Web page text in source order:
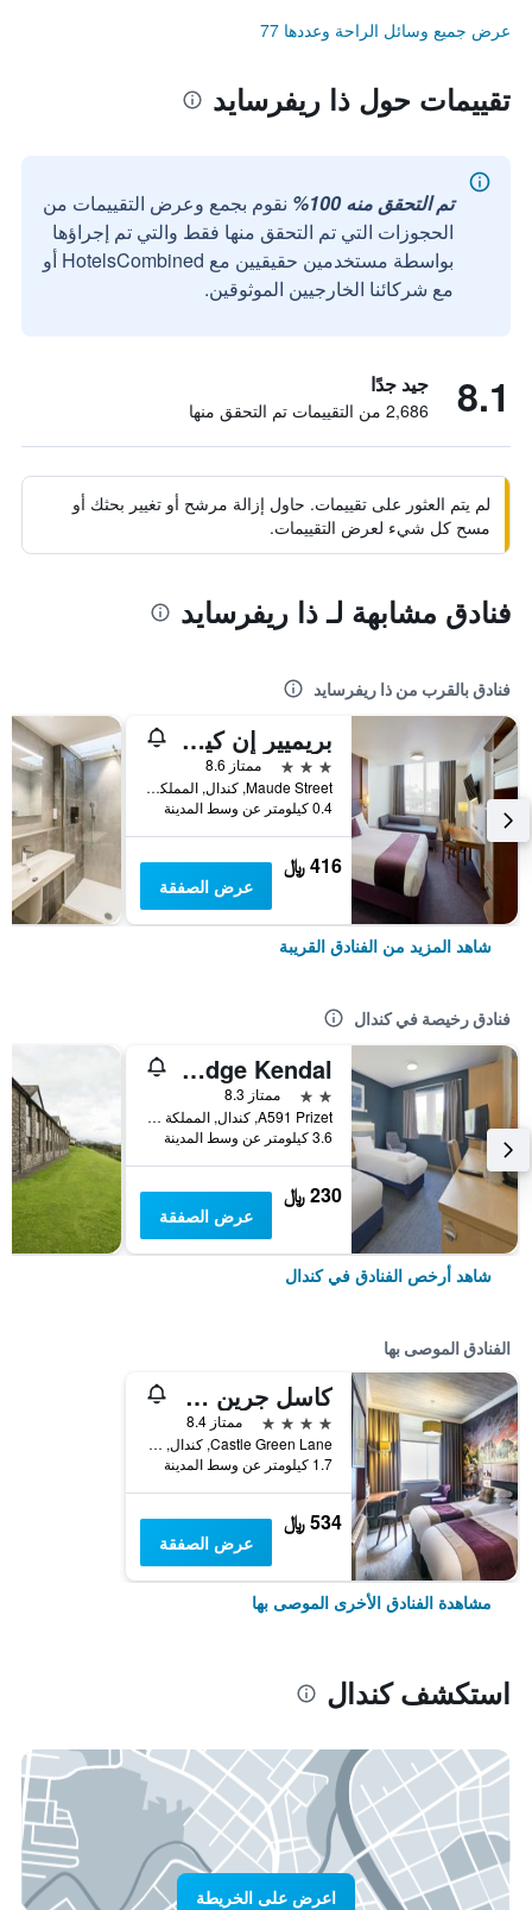
عرض جميع وسائل الراحة وعددها 77
تقييمات حول ذا ريفرسايد
تم التحقق منه 100%
نقوم بجمع وعرض التقييمات من
الحجوزات التي تم التحقق منها فقط والتي تم إجراؤها
بواسطة مستخدمين حقيقيين مع HotelsCombined أو
مع شركائنا الخارجيين الموثوقين.
8.1 جيد جدًا
2,686 من التقييمات تم التحقق منها
لم يتم العثور على تقييمات. حاول إزالة مرشح أو تغيير بحثك أو
مسح كل شيء لعرض التقييمات.
فنادق مشابهة لـ ذا ريفرسايد
فنادق بالقرب من ذا ريفرسايد
بريميير إن كيندال س جٓنتاراتل
3 نجوم
ممتاز 8.6
Maude Street, كندال, المملكة المتحدة
0.4 كيلومتر عن وسط المدينة
416 ﷼
عرض الصفقة
شاهد المزيد من الفنادق القريبة
فنادق رخيصة في كندال
Travelodge Kendal
2 نجمتين
ممتاز 8.3
A591 Prizet, كندال, المملكة المتحدة
3.6 كيلومتر عن وسط المدينة
230 ﷼
عرض الصفقة
شاهد أرخص الفنادق في كندال
الفنادق الموصى بها
كاسل جرين هوتل إن كيندل، بي دبليو بريمير كوليكشن
4 نجوم
ممتاز 8.4
Castle Green Lane, كندال, المملكة المتحدة
1.7 كيلومتر عن وسط المدينة
534 ﷼
عرض الصفقة
مشاهدة الفنادق الأخرى الموصى بها
استكشف كندال
اعرض على الخريطة